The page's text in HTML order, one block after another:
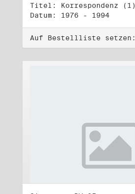
Titel: Korrespondenz (1)
Datum: 1976 - 1994
Auf Bestellliste setzen: